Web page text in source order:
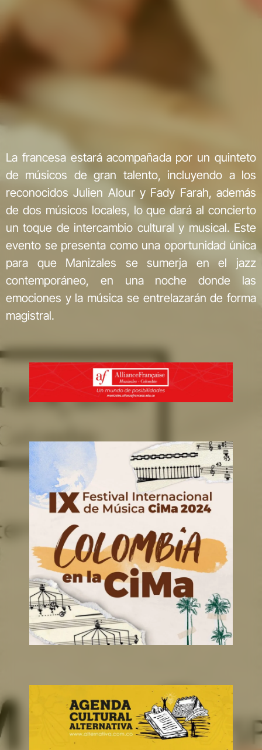
La francesa estará acompañada por un quinteto
de músicos de gran talento, incluyendo a los
reconocidos Julien Alour y Fady Farah, además
de dos músicos locales, lo que dará al concierto
un toque de intercambio cultural y musical. Este
evento se presenta como una oportunidad única
para que Manizales se sumerja en el jazz
contemporáneo, en una noche donde las
emociones y la música se entrelazarán de forma
magistral.